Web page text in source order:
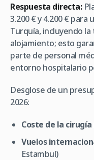
Respuesta directa:
3.200 € y 4.200 €
Turquía, incluyendo
alojamiento; esto
parte de personal
entorno hospitalario
Desglose de un
2026:
Coste de la
Vuelos
Estambul)